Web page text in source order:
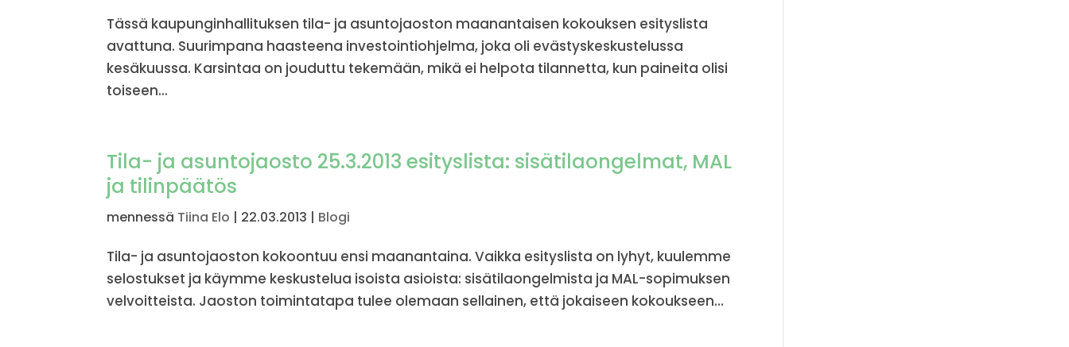
Tässä kaupunginhallituksen tila- ja asuntojaoston maanantaisen kokouksen esityslista
avattuna. Suurimpana haasteena investointiohjelma, joka oli evästyskeskustelussa
kesäkuussa. Karsintaa on jouduttu tekemään, mikä ei helpota tilannetta, kun paineita olisi
toiseen...
Tila- ja asuntojaosto 25.3.2013 esityslista: sisätilaongelmat, MAL
ja tilinpäätös
mennessä Tiina Elo | 22.03.2013 | Blogi
Tila- ja asuntojaoston kokoontuu ensi maanantaina. Vaikka esityslista on lyhyt, kuulemme
selostukset ja käymme keskustelua isoista asioista: sisätilaongelmista ja MAL-sopimuksen
velvoitteista. Jaoston toimintatapa tulee olemaan sellainen, että jokaiseen kokoukseen...